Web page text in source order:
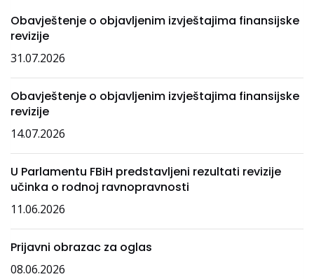
Obavještenje o objavljenim izvještajima finansijske
revizije
31.07.2026
Obavještenje o objavljenim izvještajima finansijske
revizije
14.07.2026
U Parlamentu FBiH predstavljeni rezultati revizije
učinka o rodnoj ravnopravnosti
11.06.2026
Prijavni obrazac za oglas
08.06.2026